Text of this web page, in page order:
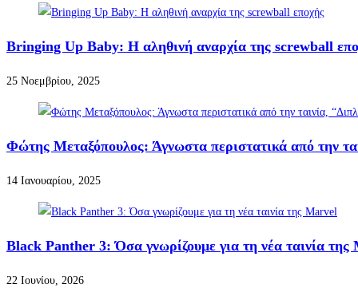
Bringing Up Baby: Η αληθινή αναρχία της screwball
25 Νοεμβρίου, 2025
Φώτης Μεταξόπουλος: Άγνωστα περιστατικά από την
14 Ιανουαρίου, 2025
Black Panther 3: Όσα γνωρίζουμε για τη νέα ταινία της
22 Ιουνίου, 2026